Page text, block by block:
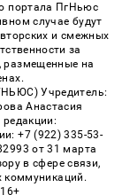
портала ПгНьюс
случае будут
и смежных
за
размещенные на
Учредитель:
Анастасия
+7 (922) 335-53-
от 31 марта
в сфере связи,
коммуникаций.